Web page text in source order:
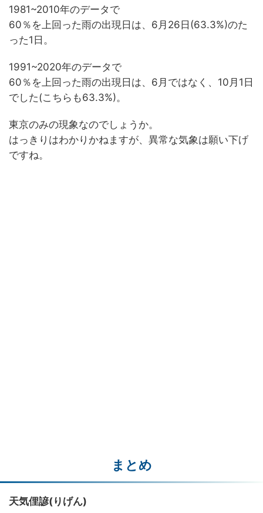
1981~2010年のデータで
60％を上回った雨の出現日は、6月26日(63.3%)のた
った1日。
1991~2020年のデータで
60％を上回った雨の出現日は、6月ではなく、10月1日
でした(こちらも63.3%)。
東京のみの現象なのでしょうか。
はっきりはわかりかねますが、異常な気象は願い下げ
ですね。
まとめ
天気俚諺(りげん)